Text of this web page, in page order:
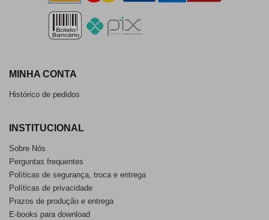
MINHA CONTA
Histórico de pedidos
INSTITUCIONAL
Sobre Nós
Perguntas frequentes
Políticas de segurança, troca e entrega
Políticas de privacidade
Prazos de produção e entrega
E-books para download